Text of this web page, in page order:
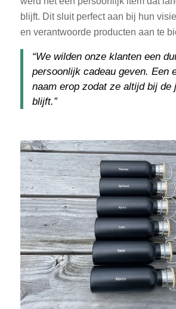
blijft. Dit sluit perfect aan bij hun
en verantwoorde producten aan te
“We wilden onze klanten een
persoonlijk cadeau geven. Een
naam erop zodat ze altijd bij de
blijft.”